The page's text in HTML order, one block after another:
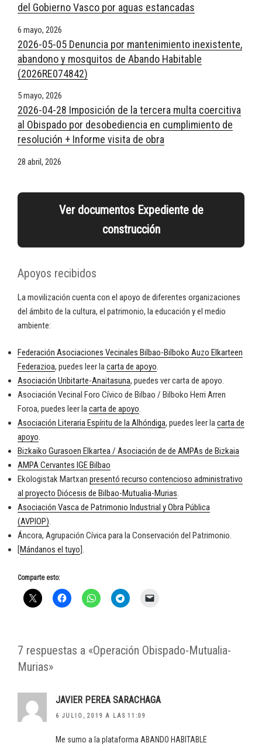
del Gobierno Vasco por aguas estancadas
6 mayo, 2026
2026-05-05 Denuncia por mantenimiento inexistente,
abandono y mosquitos de Abando Habitable
(2026RE074842)
5 mayo, 2026
2026-04-28 Imposición de la tercera multa coercitiva
al Obispado por desobediencia en cumplimiento de
resolución + Informe visita de obra
28 abril, 2026
Ver documentos Expediente de
construcción
Apoyos recibidos
La movilización cuenta con el apoyo de diferentes organizaciones
del ámbito de la cultura, el patrimonio, la educación y el medio
ambiente:
Federación Asociaciones Vecinales Bilbao-Bilboko Auzo Elkarteen
Federazioa, puedes leer lacarta de apoyo.
Asociación Uribitarte-Anaitasuna, puedes ver carta de apoyo.
Asociación Vecinal Foro Cívico de Bilbao / Bilboko Herri Arren
Foroa, puedes leer lacarta de apoyo.
Asociación Literaria Espíritu de la Alhóndiga, puedes leer lacarta de
apoyo.
Bizkaiko Gurasoen Elkartea / Asociación de de AMPAs de Bizkaia
AMPA Cervantes IGE Bilbao
Ekologistak Martxan presentó recurso contencioso administrativo
al proyecto Diócesis de Bilbao-Mutualia-Murias.
Asociación Vasca de Patrimonio Industrial y Obra Pública
(AVPIOP).
Áncora, Agrupación Cívica para la Conservación del Patrimonio.
[Mándanos el tuyo].
Comparte esto:
7 respuestas a «Operación Obispado-Mutualia-
Murias»
JAVIER PEREA SARACHAGA
6 JULIO, 2019 A LAS 11:09
Me sumo a la plataforma ABANDO HABITABLE